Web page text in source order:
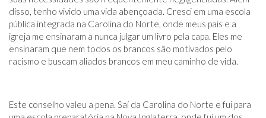
disso, tenho vivido uma vida abençoada. Cresci em uma escola
pública integrada na Carolina do Norte, onde meus pais e a
igreja me ensinaram a nunca julgar um livro pela capa. Eles me
ensinaram que nem todos os brancos são motivados pelo
racismo e buscam aliados brancos em meu caminho de vida.
Este conselho valeu a pena. Saí da Carolina do Norte e fui para